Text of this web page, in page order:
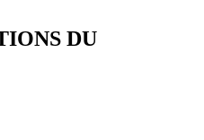
DU